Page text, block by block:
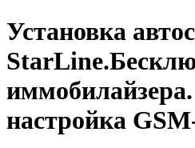
Установка
настройка